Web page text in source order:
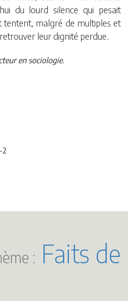
du lourd silence qui pesait
tentent, malgré de multiples et
leur dignité perdue..
en sociologie.
2
: Faits de